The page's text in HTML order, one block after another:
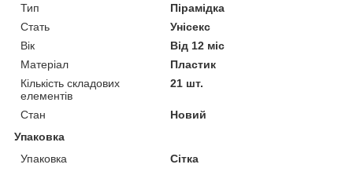
Тип
Пірамідка
Стать
Унісекс
Вік
Від 12 міс
Матеріал
Пластик
Кількість складових
елементів
21 шт.
Стан
Новий
Упаковка
Упаковка
Сітка